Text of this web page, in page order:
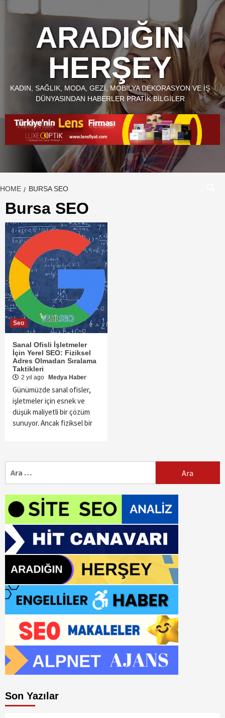
ARADIĞIN
HERŞEY
KADIN, SAĞLIK, MODA, GEZI, MOBILYA DEKORASYON VE İŞ
DÜNYASINDAN HABERLER PRATIK BILGILER
HOME BURSA SEO
Bursa SEO
Seo
Sanal Ofisli İşletmeler
İçin Yerel SEO: Fiziksel
Adres Olmadan Sıralama
Taktikleri
2 yıl ago Medya Haber
Günümüzde sanal ofisler,
işletmeler için esnek ve
düşük maliyetli bir çözüm
sunuyor. Ancak fiziksel bir
Son Yazılar